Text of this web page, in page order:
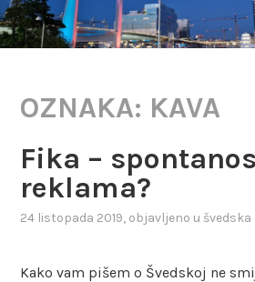
OZNAKA: KAVA
Fika –
reklama?
24 listopada 2019, objavljeno u švedska
Kako vam pišem o Švedskoj ne